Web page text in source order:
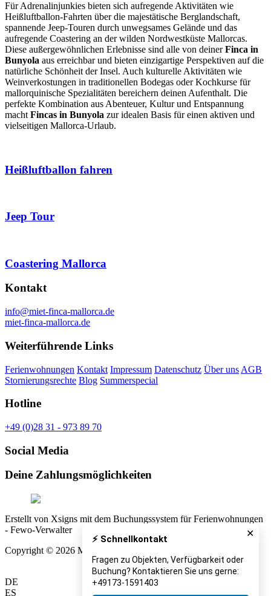
Für Adrenalinjunkies bieten sich aufregende Aktivitäten wie
Heißluftballon-Fahrten über die majestätische Berglandschaft,
spannende Jeep-Touren durch unwegsames Gelände und das
aufregende Coastering an der wilden Nordwestküste Mallorcas.
Diese außergewöhnlichen Erlebnisse sind alle von deinerFinca in
Bunyola aus erreichbar und bieten einzigartige Perspektiven auf die
natürliche Schönheit der Insel. Auch kulturelle Aktivitäten wie
Weinverkostungen in traditionellen Bodegas oder Kochkurse für
mallorquinische Spezialitäten bereichern deinen Aufenthalt. Die
perfekte Kombination aus Abenteuer, Kultur und Entspannung
macht Fincas in Bunyola zur idealen Basis für einen aktiven und
vielseitigen Mallorca-Urlaub.
Heißluftballon fahren
Jeep Tour
Coastering Mallorca
Kontakt
info@miet-finca-mallorca.de
miet-finca-mallorca.de
Weiterführende Links
Ferienwohnungen Kontakt Impressum Datenschutz Über uns AGB
Stornierungsrechte Blog Summerspecial
Hotline
+49 (0)28 31 - 973 89 70
Social Media
Deine Zahlungsmöglichkeiten
Erstellt von Xsigns mit dem Buchungssystem für Ferienwohnungen
- Fewo-Verwalter
Copyright © 2026 Miet Finca Mallorca
DE
ES
✕
⚡ Schnellkontakt
Fragen zu Objekten, Verfügbarkeit oder
Buchung? Kontaktieren Sie uns gerne:
+49173-1591403